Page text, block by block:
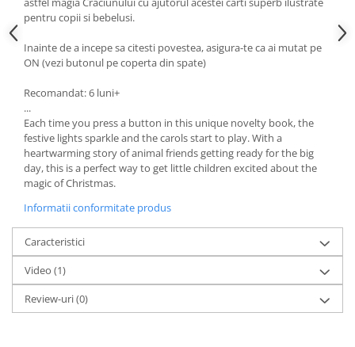
pentru copii si bebelusi.
Inainte de a incepe sa citesti povestea, asigura-te ca ai mutat pe
ON (vezi butonul pe coperta din spate)
Recomandat: 6 luni+
...
Each time you press a button in this unique novelty book, the
festive lights sparkle and the carols start to play. With a
heartwarming story of animal friends getting ready for the big
day, this is a perfect way to get little children excited about the
magic of Christmas.
Informatii conformitate produs
Caracteristici
Video (1)
Review-uri(0)